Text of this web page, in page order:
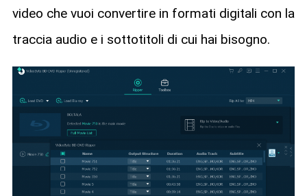
video che vuoi convertire in formati digitali con la
traccia audio e i sottotitoli di cui hai bisogno.